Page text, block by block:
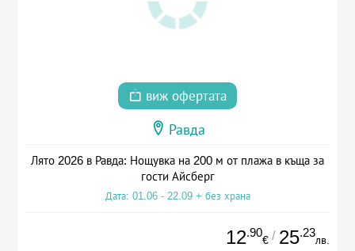
виж офертата
Равда
Лято 2026 в Равда: Нощувка на 200 м от плажа в къща за
гости Айсберг
Дата: 01.06 - 22.09 + без храна
12.90
€ / 25.23
лв.